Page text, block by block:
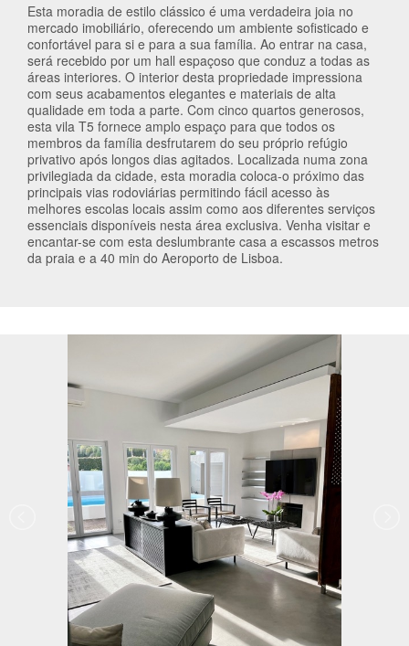
Esta moradia de estilo clássico é uma verdadeira joia no
mercado imobiliário, oferecendo um ambiente sofisticado e
confortável para si e para a sua família. Ao entrar na casa,
será recebido por um hall espaçoso que conduz a todas as
áreas interiores. O interior desta propriedade impressiona
com seus acabamentos elegantes e materiais de alta
qualidade em toda a parte. Com cinco quartos generosos,
esta vila T5 fornece amplo espaço para que todos os
membros da família desfrutarem do seu próprio refúgio
privativo após longos dias agitados. Localizada numa zona
privilegiada da cidade, esta moradia coloca-o próximo das
principais vias rodoviárias permitindo fácil acesso às
melhores escolas locais assim como aos diferentes serviços
essenciais disponíveis nesta área exclusiva. Venha visitar e
encantar-se com esta deslumbrante casa a escassos metros
da praia e a 40 min do Aeroporto de Lisboa.